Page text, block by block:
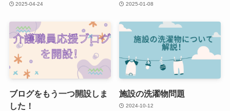
2025-04-24 2025-01-08
ブログをもう一つ開設しま
した！
施設の洗濯物問題
2024-10-12